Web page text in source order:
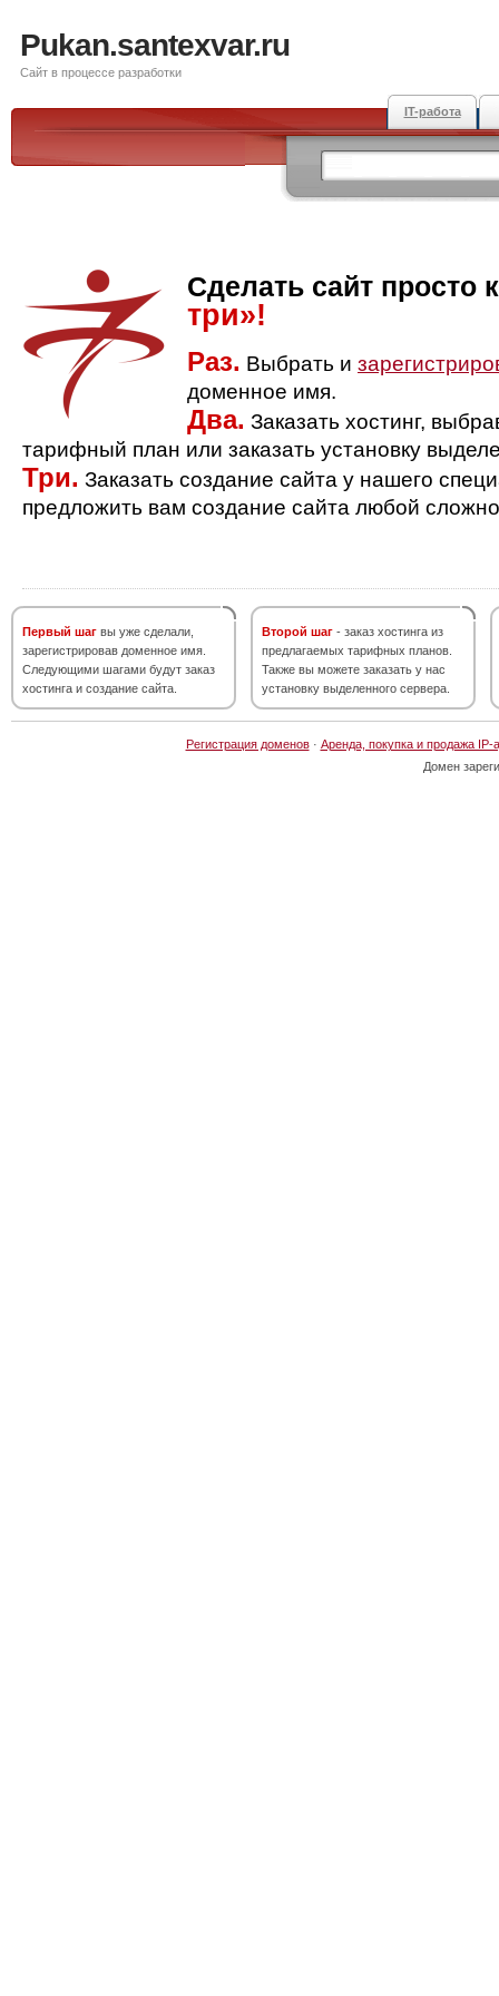
Pukan.santexvar.ru
Сайт в процессе разработки
IT-работа
Сделать сайт просто
три»!
Раз. Выбрать и
доменное имя.
Два. Заказать хостинг,
тарифный план или заказать установку
Три. Заказать создание сайта у нашего
предложить вам создание сайта любой
Первый шаг вы уже сделали,
зарегистрировав доменное имя.
Следующими шагами будут заказ
хостинга и создание сайта.
Второй шаг - заказ хостинга из
предлагаемых тарифных планов.
Также вы можете заказать у нас
установку выделенного сервера.
Регистрация доменов· Аренда, покупка и продажа IP-
Домен